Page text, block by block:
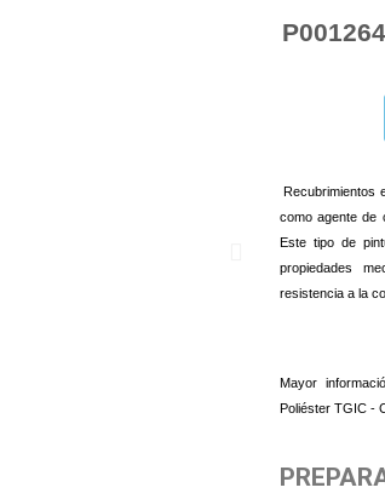
Recubrimientos
como agente de
Este tipo de
propiedades
resistencia a la
Mayor
Poliéster TGIC -